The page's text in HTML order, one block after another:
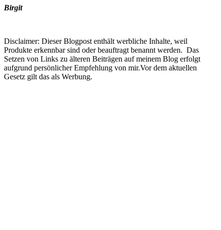
Birgit
Disclaimer: Dieser Blogpost enthält werbliche Inhalte, weil
Produkte erkennbar sind oder beauftragt benannt werden. Das
Setzen von Links zu älteren Beiträgen auf meinem Blog erfolgt
aufgrund persönlicher Empfehlung von mir.Vor dem aktuellen
Gesetz gilt das als Werbung.